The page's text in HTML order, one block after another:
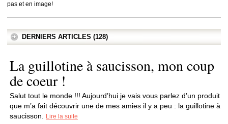
pas et en image!
DERNIERS ARTICLES (128)
La guillotine à saucisson, mon coup
de coeur !
Salut tout le monde !!! Aujourd’hui je vais vous parlez d’un produit
que m’a fait découvrir une de mes amies il y a peu : la guillotine à
saucisson.
Lire la suite